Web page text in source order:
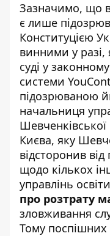
Зазначимо, що
є лише
Конституцією
винними у разі,
суді у
системи
підозрюваною
начальниця
Шевченківської
Києва, яку
відсторонив
щодо кількох
управлінь
про розтрату
зловживання
Тому поспішних